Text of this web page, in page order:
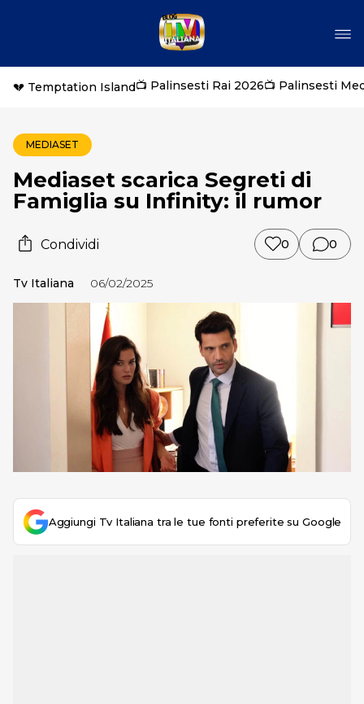
💔 Temptation Island📺 Palinsesti Rai 2026📺 Palinsesti
MEDIASET
Mediaset scarica Segreti di
Famiglia su Infinity: il rumor
Condividi 0 0
Tv Italiana 06/02/2025
Aggiungi Tv Italiana tra le tue fonti preferite su Google